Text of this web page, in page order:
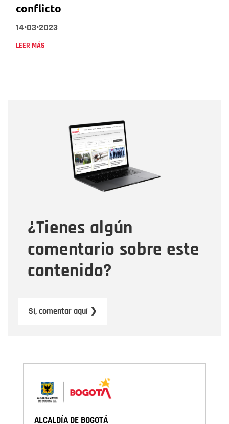
conflicto
14•03•2023
LEER MÁS
¿Tienes algún
comentario sobre este
contenido?
Sí, comentar aquí ❯
Correo electrónico
Tipo de comentario
Mensaje
ALCALDÍA DE BOGOTÁ